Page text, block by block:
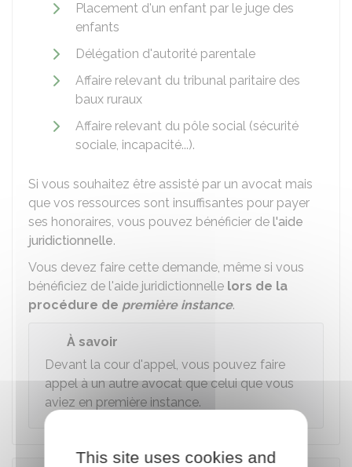
Placement d'un enfant par le juge des
enfants
Délégation d'autorité parentale
Affaire relevant du tribunal paritaire des
baux ruraux
Affaire relevant du pôle social (sécurité
sociale, incapacité...).
Si vous souhaitez être assisté par un avocat mais
que vos ressources sont insuffisantes pour payer
ses honoraires, vous pouvez bénéficier de l'aide
juridictionnelle.
Vous devez faire cette demande, même si vous
bénéficiez de l'aide juridictionnelle lors de la
procédure de première instance.
À savoir
Devant la cour d'appel, vous pouvez faire
appel à un autre avocat que celui que vous
aviez en première instance.
This site uses cookies and